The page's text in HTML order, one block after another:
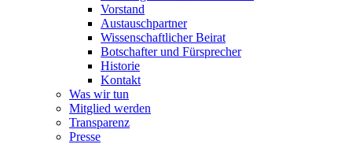
Vorstand
Austauschpartner
Wissenschaftlicher Beirat
Botschafter und Fürsprecher
Historie
Kontakt
Was wir tun
Mitglied werden
Transparenz
Presse